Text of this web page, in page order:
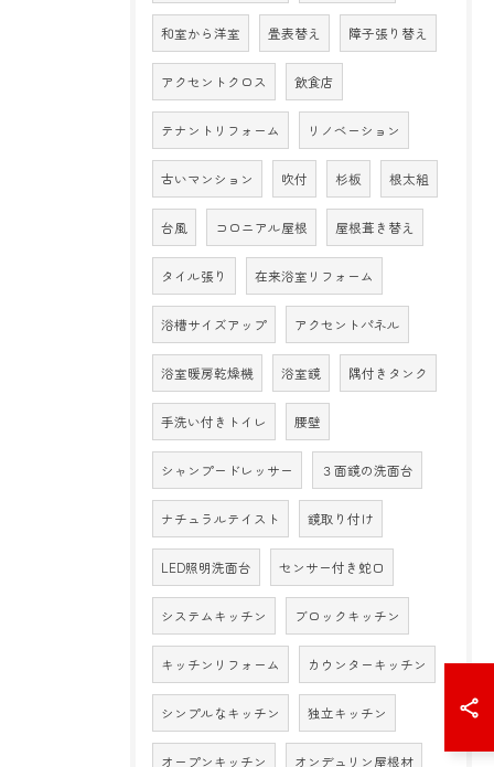
和室から洋室 畳表替え 障子張り替え
アクセントクロス 飲食店
テナントリフォーム リノベーション
古いマンション 吹付 杉板 根太組
台風 コロニアル屋根 屋根葺き替え
タイル張り 在来浴室リフォーム
浴槽サイズアップ アクセントパネル
浴室暖房乾燥機 浴室鏡 隅付きタンク
手洗い付きトイレ 腰壁
シャンプードレッサー ３面鏡の洗面台
ナチュラルテイスト 鏡取り付け
LED照明洗面台 センサー付き蛇口
システムキッチン ブロックキッチン
キッチンリフォーム カウンターキッチン
シンプルなキッチン 独立キッチン
オープンキッチン オンデュリン屋根材